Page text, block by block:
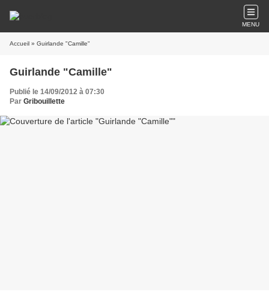
MENU
Accueil » Guirlande "Camille"
Guirlande "Camille"
Publié le 14/09/2012 à 07:30
Par Gribouillette